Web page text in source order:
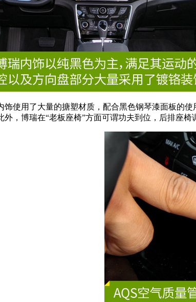
饰使用了大量的搪塑材质，配合黑色钢琴漆面板的
，博瑞在“老板座椅”方面可谓功夫到位，后排座